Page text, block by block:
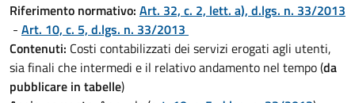
Riferimento normativo: Art. 32, c. 2, lett. a), d.lgs. n. 33/2013
- Art. 10, c. 5, d.lgs. n. 33/2013
Contenuti: Costi contabilizzati dei servizi erogati agli utenti,
sia finali che intermedi e il relativo andamento nel tempo (da
pubblicare in tabelle)